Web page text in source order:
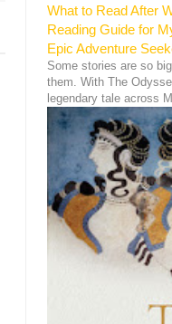
What to Read After
Reading Guide for
Epic Adventure
Some stories are so
them. With The
legendary tale across